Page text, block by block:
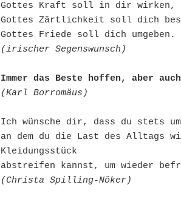
Gottes Kraft soll in dir wirken,
Gottes Zärtlichkeit soll dich
Gottes Friede soll dich umgeben.
(irischer Segenswunsch)
Immer das Beste hoffen, aber
(Karl Borromäus)
Ich wünsche dir, dass du stets
an dem du die Last des Alltags
Kleidungsstück
abstreifen kannst, um wieder
(Christa Spilling-Nöker)